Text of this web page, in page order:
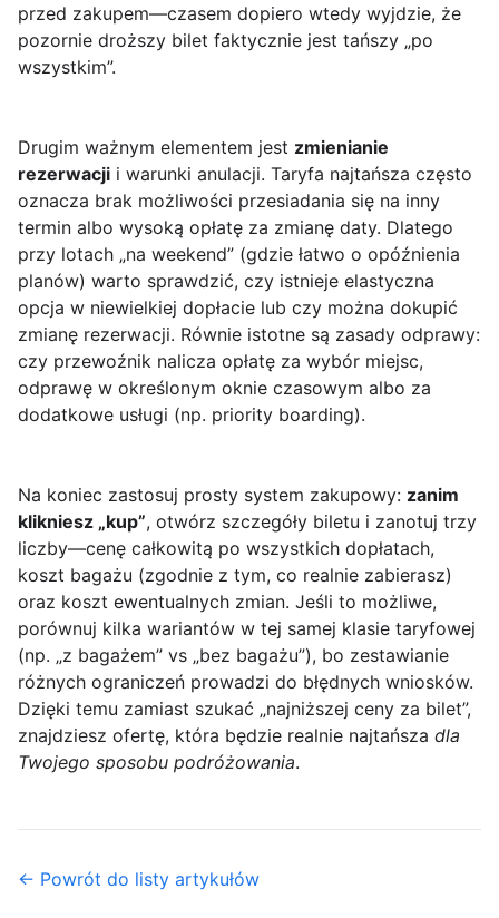
przed zakupem—czasem dopiero wtedy wyjdzie, że
pozornie droższy bilet faktycznie jest tańszy „po
wszystkim”.
Drugim ważnym elementem jest zmienianie
rezerwacji i warunki anulacji. Taryfa najtańsza często
oznacza brak możliwości przesiadania się na inny
termin albo wysoką opłatę za zmianę daty. Dlatego
przy lotach „na weekend” (gdzie łatwo o opóźnienia
planów) warto sprawdzić, czy istnieje elastyczna
opcja w niewielkiej dopłacie lub czy można dokupić
zmianę rezerwacji. Równie istotne są zasady odprawy:
czy przewoźnik nalicza opłatę za wybór miejsc,
odprawę w określonym oknie czasowym albo za
dodatkowe usługi (np. priority boarding).
Na koniec zastosuj prosty system zakupowy: zanim
klikniesz „kup”, otwórz szczegóły biletu i zanotuj trzy
liczby—cenę całkowitą po wszystkich dopłatach,
koszt bagażu (zgodnie z tym, co realnie zabierasz)
oraz koszt ewentualnych zmian. Jeśli to możliwe,
porównuj kilka wariantów w tej samej klasie taryfowej
(np. „z bagażem” vs „bez bagażu”), bo zestawianie
różnych ograniczeń prowadzi do błędnych wniosków.
Dzięki temu zamiast szukać „najniższej ceny za bilet”,
znajdziesz ofertę, która będzie realnie najtańsza dla
Twojego sposobu podróżowania.
← Powrót do listy artykułów